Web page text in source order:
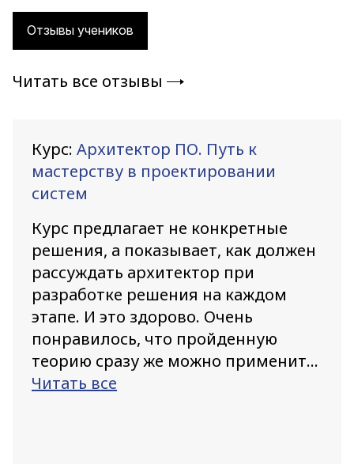
Отзывы учеников
Читать все отзывы
Курс: Архитектор ПО. Путь к
мастерству в проектировании
систем
Курс предлагает не конкретные
решения, а показывает, как должен
рассуждать архитектор при
разработке решения на каждом
этапе. И это здорово. Очень
понравилось, что пройденную
теорию сразу же можно применит...
Читать все